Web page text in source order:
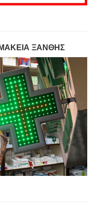
ΞΑΝΘΗΣ